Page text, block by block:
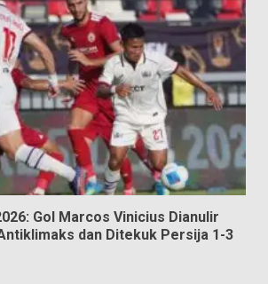
Gol Marcos Vinicius Dianulir
dan Ditekuk Persija 1-3